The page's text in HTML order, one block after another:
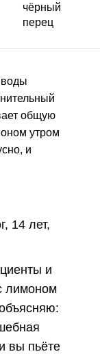
чёрный
перец
воды
общую
утром
и
14 лет,
и
лимоном
вы пьёте